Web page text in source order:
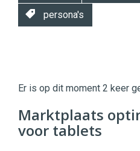
persona's
|
Digital
Commercehttps://
9654
Er is op dit moment 2 keer
Marktplaats
voor tablets